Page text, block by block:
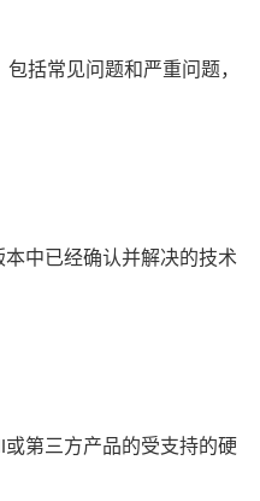
包括常见问题和严重问题，
本中已经确认并解决的技术
或第三方产品的受支持的硬